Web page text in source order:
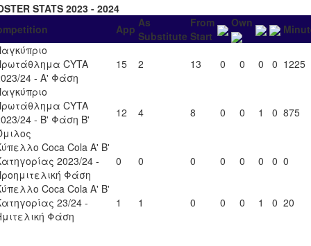
STATS 2023 - 2024
App As
Substitute
From
Start
Own
CYTA
24 - Α' Φάση
15 2 13 0 0 0 0 1225
CYTA
24 - Β' Φάση Β'
12 4 8 0 0 1 0 875
Coca Cola Α' Β'
2023/24 -
Φάση
0 0 0 0 0 0 0 0
Coca Cola Α' Β'
23/24 -
Φάση
1 1 0 0 0 1 0 20